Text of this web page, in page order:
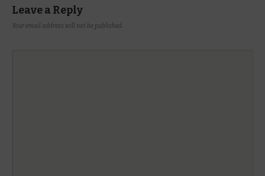
Leave a Reply
Your email address will not be published.